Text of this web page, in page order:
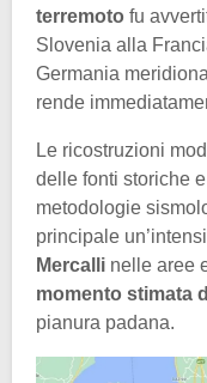
terremoto fu
Slovenia alla
Germania
rende
Le ricostruzioni
delle fonti storiche
metodologie
principale
Mercalli nelle aree
momento stimata
pianura padana.